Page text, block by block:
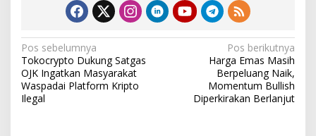
N
a
v
i
Pos sebelumnya
Tokocrypto Dukung Satgas
OJK Ingatkan Masyarakat
Waspadai Platform Kripto
Ilegal
Pos berikutnya
Harga Emas Masih
Berpeluang Naik,
Momentum Bullish
Diperkirakan Berlanjut